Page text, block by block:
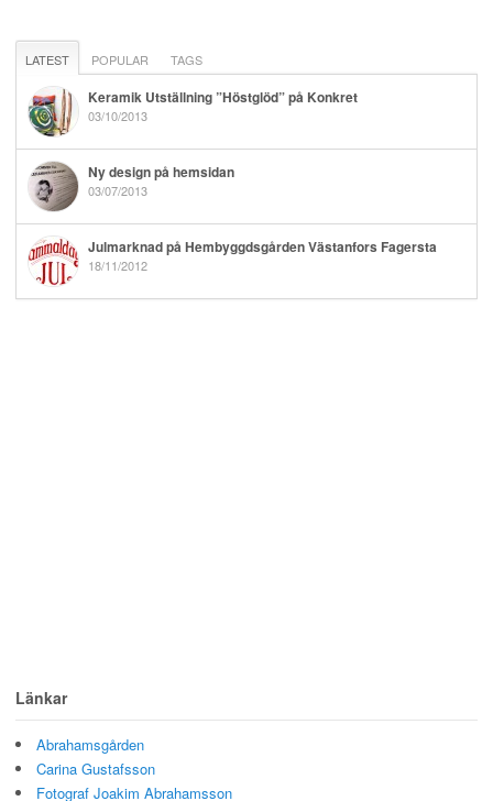
LATEST POPULAR TAGS
Keramik Utställning ”Höstglöd” på Konkret
03/10/2013
Ny design på hemsidan
03/07/2013
Julmarknad på Hembyggdsgården Västanfors Fagersta
18/11/2012
Länkar
Abrahamsgården
Carina Gustafsson
Fotograf Joakim Abrahamsson